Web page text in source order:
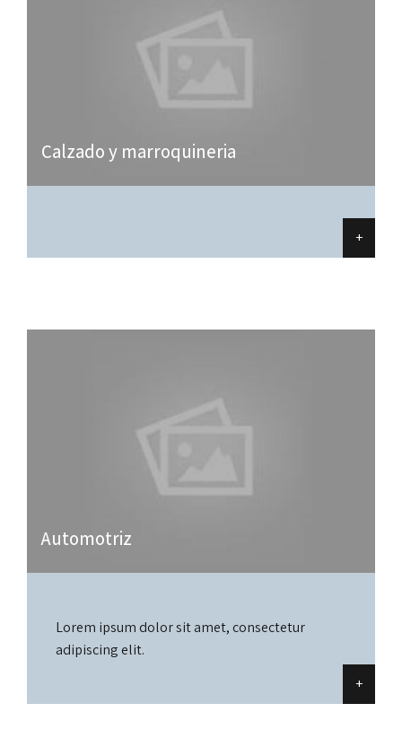
Calzado y marroquineria
+
Automotriz
Lorem ipsum dolor sit amet, consectetur
adipiscing elit.
+